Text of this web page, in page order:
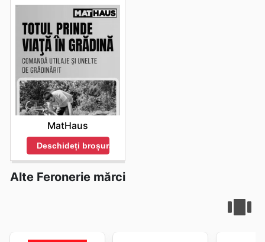
MatHaus
Deschideți broșura
Alte Feronerie mărci